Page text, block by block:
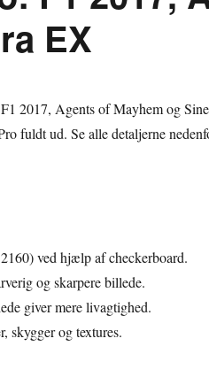
EX
2017, Agents of Mayhem og
fuldt ud. Se alle detaljerne
ved hjælp af checkerboard.
og skarpere billede.
giver mere livagtighed.
skygger og textures.